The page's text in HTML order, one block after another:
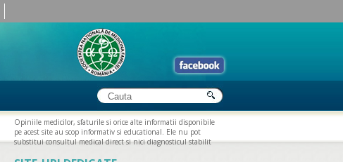
Opiniile medicilor, sfaturile si orice alte informatii disponibile
pe acest site au scop informativ si educational. Ele nu pot
substitui consultul medical direct si nici diagnosticul stabilit